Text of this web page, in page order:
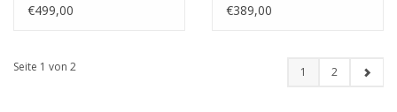
€499,00
€389,00
Seite 1 von 2 1 2